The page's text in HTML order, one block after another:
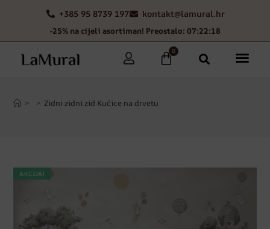
+385 95 8739 197 kontakt@lamural.hr
-25% na cijeli asortiman! Preostalo: 07:22:17
0
> > Zidni zidni zid Kućice na drvetu
AKCIJA!